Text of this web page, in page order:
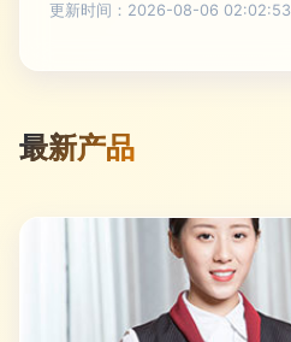
更新时间：2026-08-06 02:02:53
最新产品